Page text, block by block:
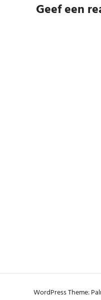
Geef een
WordPress Theme: